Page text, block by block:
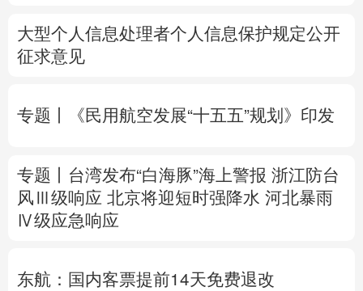
大型个人信息处理者个人信息保护规定公开
征求意见
专题丨 《民用航空发展“十五五”规划》印发
专题丨 台湾发布“白海豚”海上警报 浙江防台
风Ⅲ级响应 北京将迎短时强降水 河北暴雨
Ⅳ级应急响应
东航：国内客票提前14天免费退改